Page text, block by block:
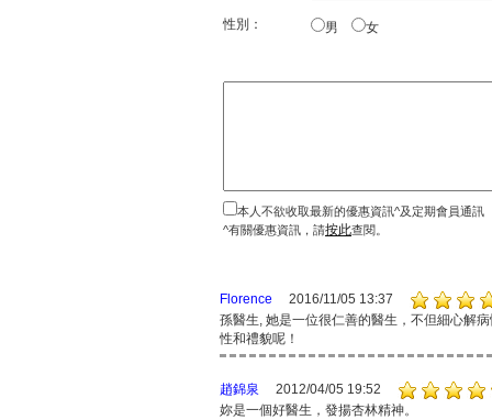
性別： 男 女
本人不欲收取最新的優惠資訊^及定期會員通訊
^有關優惠資訊，請按此查閱。
Florence
2016/11/05 13:37
孫醫生, 她是一位很仁善的醫生，不但細心解
性和禮貌呢！
趙錦泉
2012/04/05 19:52
妳是一個好醫生，發揚杏林精神。